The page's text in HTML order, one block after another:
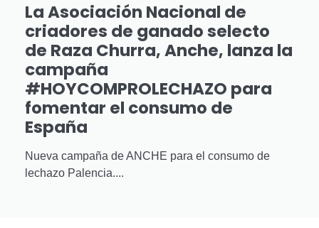
La Asociación Nacional de
criadores de ganado selecto
de Raza Churra, Anche, lanza la
campaña
#HOYCOMPROLECHAZO para
fomentar el consumo de
España
Nueva campaña de ANCHE para el consumo de
lechazo Palencia....